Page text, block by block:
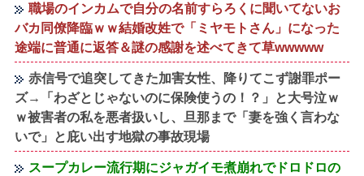
職場のインカムで自分の名前すらろくに聞いてないお
バカ同僚降臨ｗｗ結婚改姓で「ミヤモトさん」になった
途端に普通に返答＆謎の感謝を述べてきて草wwwww
赤信号で追突してきた加害女性、降りてこず謝罪ポー
ズ→「わざとじゃないのに保険使うの！？」と大号泣ｗ
ｗ被害者の私を悪者扱いし、旦那まで「妻を強く言わな
いで」と庇い出す地獄の事故現場
スープカレー流行期にジャガイモ煮崩れでドロドロの